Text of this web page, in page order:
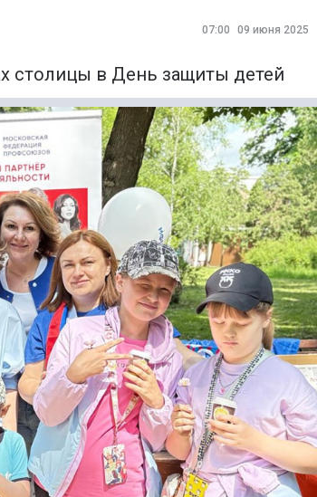
07:00 09 июня 2025
столицы в День защиты детей